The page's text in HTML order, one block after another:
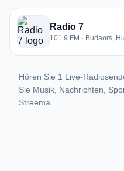
1 Radiosender aus Budaors
Radio 7
101.9 FM · Budaors,
Hören Sie 1 Live-
Sie Musik, Nachrichten,
Streema.